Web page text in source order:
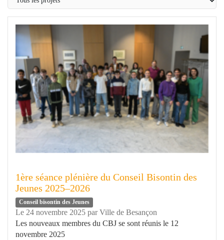
participatif
1ère séance plénière du Conseil Bisontin des
Jeunes 2025–2026
Conseil bisontin des Jeunes
Le 24 novembre 2025 parVille de Besançon
Les nouveaux membres du CBJ se sont réunis le 12
novembre 2025